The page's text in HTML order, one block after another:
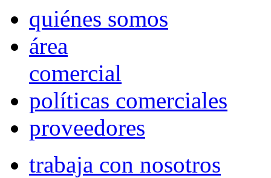
quiénes somos
área
comercial
políticas comerciales
proveedores
trabaja con nosotros